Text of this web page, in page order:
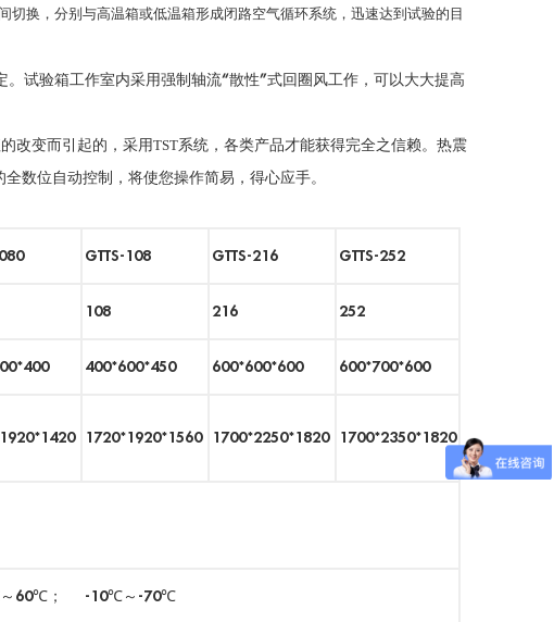
换，分别与高温箱或低温箱形成闭路空气循环系统，迅速达到试验的目
。试验箱工作室内采用强制轴流“散性”式回圈风工作，可以大大提高
改变而引起的，采用TST系统，各类产品才能获得完全之信赖。热震
全数位自动控制，将使您操作简易，得心应手。
GTTS-108 GTTS-216 GTTS-252
108 216 252
400*600*450 600*600*600 600*700*600
1720*1920*1560 1700*2250*1820 1700*2350*1820
60℃； -10℃～-70℃